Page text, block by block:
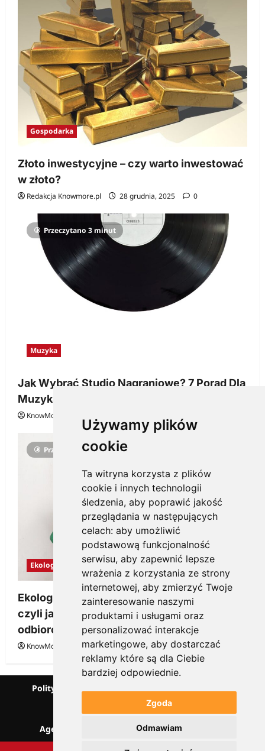
Używamy plików
cookie
Ta witryna korzysta z plików
cookie i innych technologii
śledzenia, aby poprawić jakość
przeglądania w następujących
celach: aby umożliwić
podstawową funkcjonalność
serwisu, aby zapewnić lepsze
wrażenia z korzystania ze strony
internetowej, aby zmierzyć Twoje
zainteresowanie naszymi
produktami i usługami oraz
personalizować interakcje
marketingowe, aby dostarczać
reklamy które są dla Ciebie
bardziej odpowiednie.
Zgoda
Odmawiam
Gospodarka
Złoto inwestycyjne – czy warto inwestować
w złoto?
Redakcja Knowmore.pl 28 grudnia, 2025 0
Przeczytano 3 minut
Muzyka
Jak Wybrać Studio Nagraniowe? 7 Porad Dla
Muzyka
KnowMore.pl
Przeczytano 3 minut
Ekologia
Ekologiczne gadżety reklamowe dla firmy,
czyli jak wzbudzić zainteresowanie
odbiorców
KnowMore.pl 28 grudnia, 2025 0
Polityka prywatności
Słownik marketingowy
Blog o przedsiębiorczości
Agencja marketingowa Scorise
SentiSignal